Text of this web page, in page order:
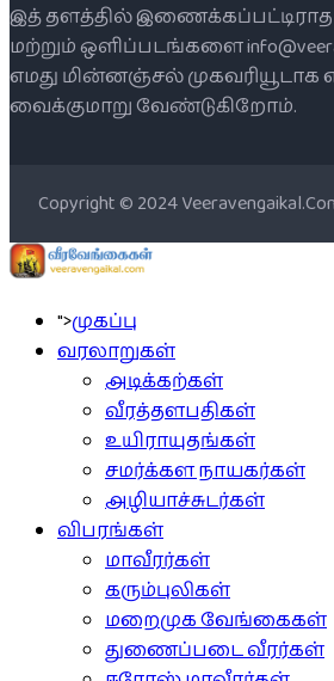
இத் தளத்தில்
மற்றும் ஒளிப்படங்களை
எமது மின்னஞ்சல் முகவரியூடாக
வைக்குமாறு வேண்டுகிறோம்.
Copyright © 2024
">முகப்பு
வரலாறுகள்
அடிக்கற்கள்
வீரத்தளபதிகள்
உயிராயுதங்கள்
சமர்க்கள நாயகர்கள்
அழியாச்சுடர்கள்
விபரங்கள்
மாவீரர்கள்
கரும்புலிகள்
மறைமுக வேங்கைகள்
துணைப்படை வீரர்கள்